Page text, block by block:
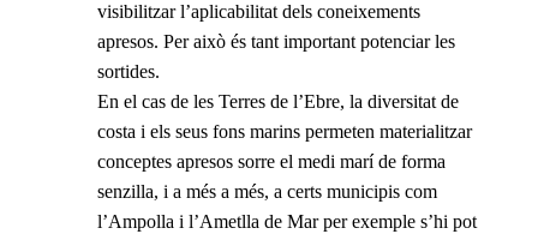
visibilitzar l’aplicabilitat dels coneixements
apresos. Per això és tant important potenciar les
sortides.
En el cas de les Terres de l’Ebre, la diversitat de
costa i els seus fons marins permeten materialitzar
conceptes apresos sorre el medi marí de forma
senzilla, i a més a més, a certs municipis com
l’Ampolla i l’Ametlla de Mar per exemple s’hi pot